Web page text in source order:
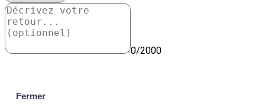
0/2000
Fermer